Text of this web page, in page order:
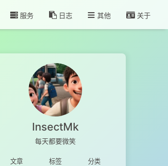
服务 日志 其他 关于
InsectMk
每天都要微笑
文章 标签 分类